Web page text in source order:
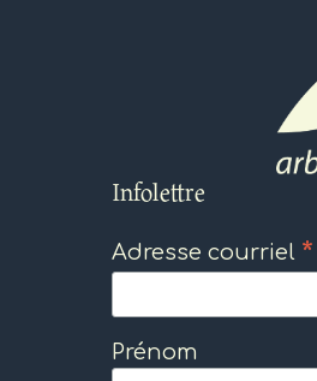
Infolettre
Adresse courriel *
Prénom